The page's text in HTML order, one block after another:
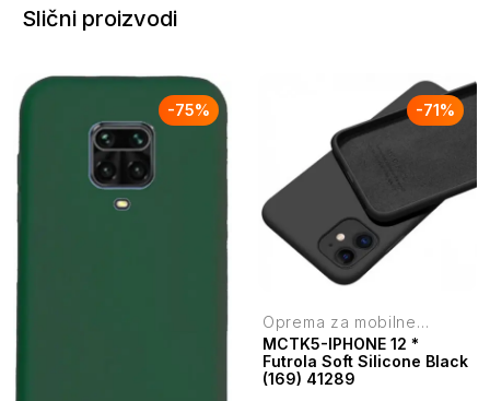
Slični proizvodi
-75% -71%
Oprema za mobilne
telefone
MCTK5-IPHONE 12 *
Futrola Soft Silicone Black
(169) 41289